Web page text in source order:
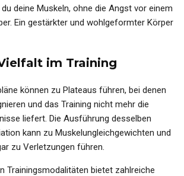
deine Muskeln, ohne die Angst vor einem
Ein gestärkter und wohlgeformter Körper
im Training
können zu Plateaus führen, bei denen
und das Training nicht mehr die
liefert. Die Ausführung desselben
kann zu Muskelungleichgewichten und
zu Verletzungen führen.
Trainingsmodalitäten bietet zahlreiche